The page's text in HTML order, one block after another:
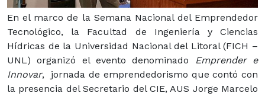
En el marco de la Semana Nacional del Emprendedor
Tecnológico, la Facultad de Ingeniería y Ciencias
Hídricas de la Universidad Nacional del Litoral (FICH –
UNL) organizó el evento denominado
Emprender e
Innovar, jornada de emprendedorismo que contó con
la presencia del Secretario del CIE, AUS Jorge Marcelo